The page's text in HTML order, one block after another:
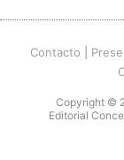
Contacto
Copyright ©
Editorial